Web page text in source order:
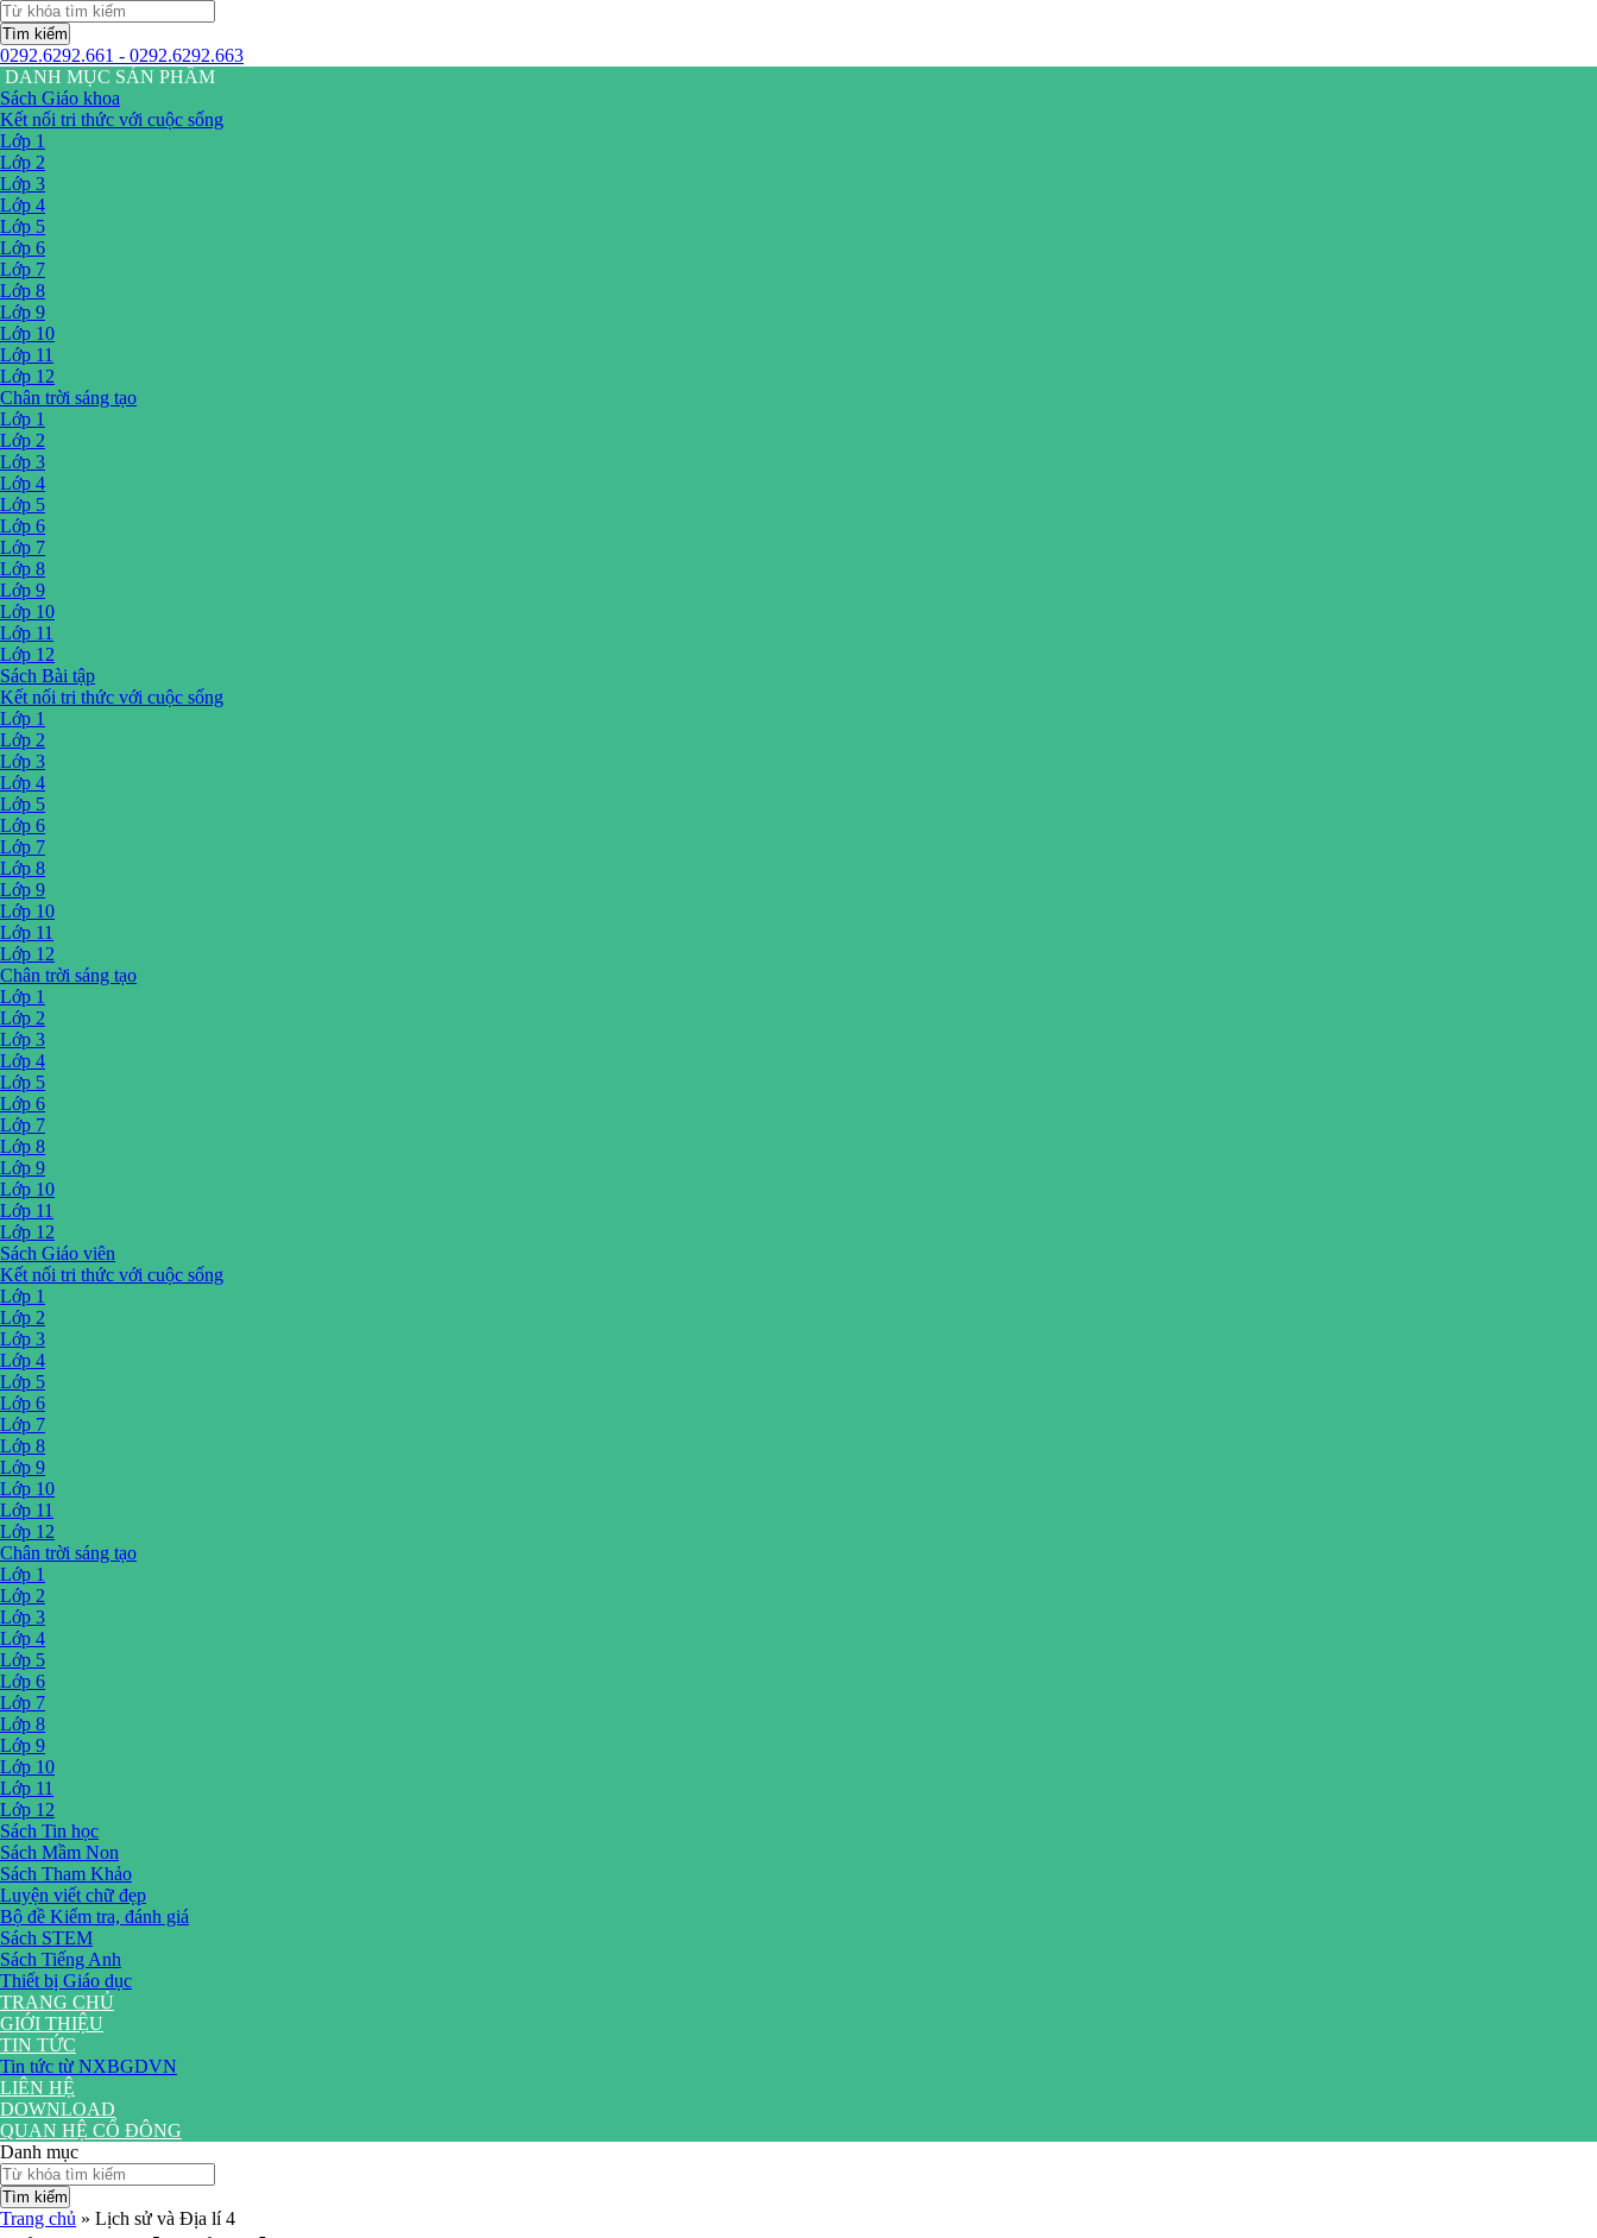
Tìm kiếm
0292.6292.661 - 0292.6292.663
DANH MỤC SẢN PHẨM
Sách Giáo khoa
Kết nối tri thức với cuộc sống
Lớp 1
Lớp 2
Lớp 3
Lớp 4
Lớp 5
Lớp 6
Lớp 7
Lớp 8
Lớp 9
Lớp 10
Lớp 11
Lớp 12
Chân trời sáng tạo
Lớp 1
Lớp 2
Lớp 3
Lớp 4
Lớp 5
Lớp 6
Lớp 7
Lớp 8
Lớp 9
Lớp 10
Lớp 11
Lớp 12
Sách Bài tập
Kết nối tri thức với cuộc sống
Lớp 1
Lớp 2
Lớp 3
Lớp 4
Lớp 5
Lớp 6
Lớp 7
Lớp 8
Lớp 9
Lớp 10
Lớp 11
Lớp 12
Chân trời sáng tạo
Lớp 1
Lớp 2
Lớp 3
Lớp 4
Lớp 5
Lớp 6
Lớp 7
Lớp 8
Lớp 9
Lớp 10
Lớp 11
Lớp 12
Sách Giáo viên
Kết nối tri thức với cuộc sống
Lớp 1
Lớp 2
Lớp 3
Lớp 4
Lớp 5
Lớp 6
Lớp 7
Lớp 8
Lớp 9
Lớp 10
Lớp 11
Lớp 12
Chân trời sáng tạo
Lớp 1
Lớp 2
Lớp 3
Lớp 4
Lớp 5
Lớp 6
Lớp 7
Lớp 8
Lớp 9
Lớp 10
Lớp 11
Lớp 12
Sách Tin học
Sách Mầm Non
Sách Tham Khảo
Luyện viết chữ đẹp
Bộ đề Kiểm tra, đánh giá
Sách STEM
Sách Tiếng Anh
Thiết bị Giáo dục
TRANG CHỦ
GIỚI THIỆU
TIN TỨC
Tin tức từ NXBGDVN
LIÊN HỆ
DOWNLOAD
QUAN HỆ CỔ ĐÔNG
Danh mục
Tìm kiếm
Trang chủ » Lịch sử và Địa lí 4